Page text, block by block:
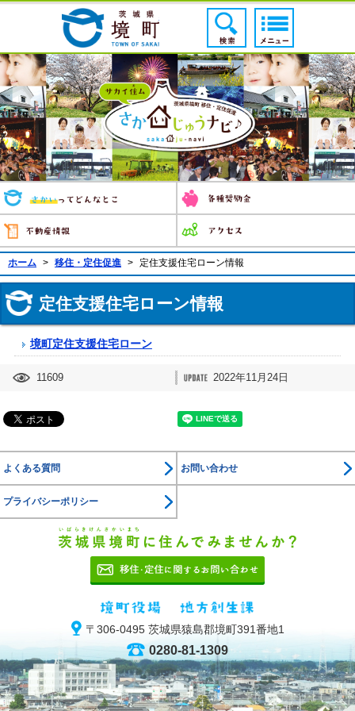
さかいじゅうナビ
境町公式ホームページ検索ボタン
さかいってどんなとこ
不動産情報
ホーム > 移住・定住促進 > 定住支援住宅ローン情報
定住支援住宅ローン情報
境町定住支援住宅ローン
11609 2022年11月24日
よくある質問 お問い合わせ
プライバシーポリシー
〒306-0495 茨城県猿島郡境町391番地1
0280-81-1309